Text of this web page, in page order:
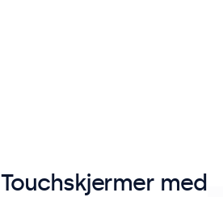
Touchskjermer med